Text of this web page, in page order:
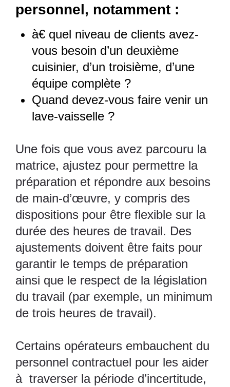
personnel, notamment :
à€ quel niveau de clients avez-
vous besoin d’un deuxième
cuisinier, d’un troisième, d’une
équipe complète ?
Quand devez-vous faire venir un
lave-vaisselle ?
Une fois que vous avez parcouru la
matrice, ajustez pour permettre la
préparation et répondre aux besoins
de main-d’œuvre, y compris des
dispositions pour être flexible sur la
durée des heures de travail. Des
ajustements doivent être faits pour
garantir le temps de préparation
ainsi que le respect de la législation
du travail (par exemple, un minimum
de trois heures de travail).
Certains opérateurs embauchent du
personnel contractuel pour les aider
à traverser la période d’incertitude,